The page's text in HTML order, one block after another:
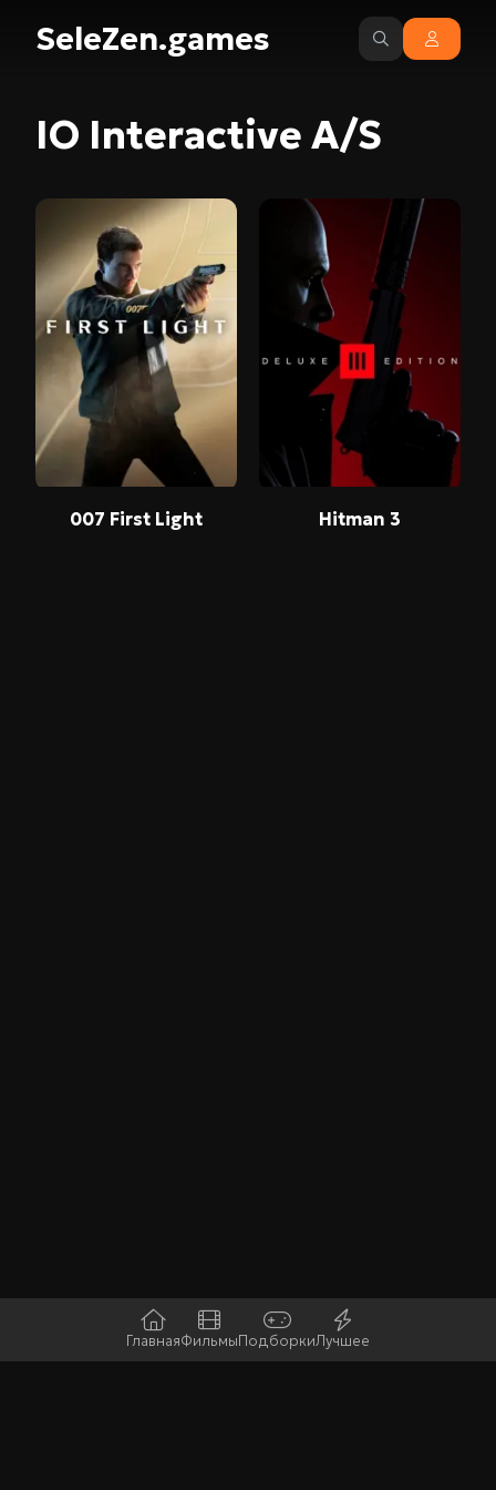
SeleZen.games
ГлавнаяФильмыПодборкиЛучшее
IO Interactive A/S
007 First Light Hitman 3